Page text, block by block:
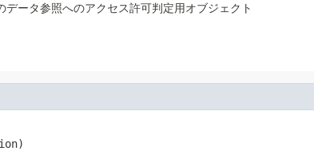
ータ参照へのアクセス許可判定用オブジェクト